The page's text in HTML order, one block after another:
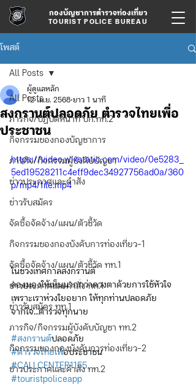
กองบัญชาการตำรวจท่องเที่ยว
TOURIST POLICE BUREAU
โพสต์
All Posts
ภารกิจ/ปฏิบัติหน้าที่ บก.ทท.2
กิจกรรมของกองบัญชาการ
ภารกิจ/กิจกรรมผู้บังคับบัญชา
ข่าวประกาศและคำสั่ง
ข่าวรับสมัคร
จัดซื้อจัดจ้าง/แผน/ตัวชี้วัด
กิจกรรมของกองบังคับการท่องเที่ยว-1
จัดซื้อจัดจ้าง/แผน/ตัวชี้วัด ทท.1
ข่าวประกาศและคำสั่ง ทท.1
ข่าวรับสมัคร ทท.1
ภารกิจ/กิจกรรมผู้บังคับบัญชา ทท.2
กิจกรรมของกองบังคับการท่องเที่ยว-2
ข่าวประกาศและคำสั่ง ทท.2
All Posts
สงกรานต์ปลอดภัย ตำรวจไทยเพื่อ
ประชาชน
ผู้ดูแลหลัก
12 เม.ย. 2568 ยาว 1 นาที
https://video.wixstatic.com/video/0e5283_
5ed19528211c4eff9dec34927756ad0a/360
p/mp4/file.mp4
ในช่วงเทศกาลสงกรานต์
ลองมองให้เห็นมากกว่าดวงตาด้วยการใช้หัวใจ
เพราะเราห่วงใยอยาก ให้ทุกท่านปลอดภัย
จากใจ…ตำรวจทุกนาย
#สงกรานต์ปลอดภัย
#ตำรวจไทยเพื่อประชาชน
#CALLCENTER1155
#touristpoliceapp